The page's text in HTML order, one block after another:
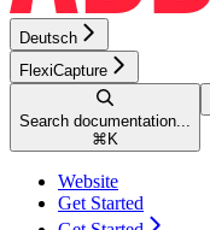
Deutsch
FlexiCapture
Search documentation...
⌘ K
Website
Get Started